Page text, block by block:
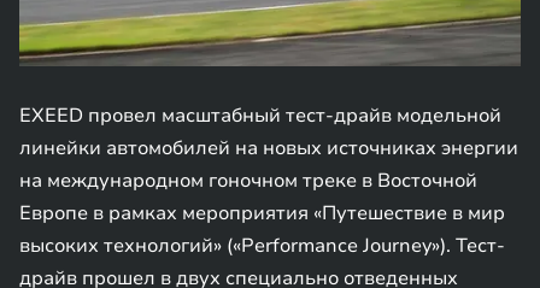
EXEED провел масштабный тест-драйв модельной
линейки автомобилей на новых источниках энергии
на международном гоночном треке в Восточной
Европе в рамках мероприятия «Путешествие в мир
высоких технологий» («Performance Journey»). Тест-
драйв прошел в двух специально отведенных